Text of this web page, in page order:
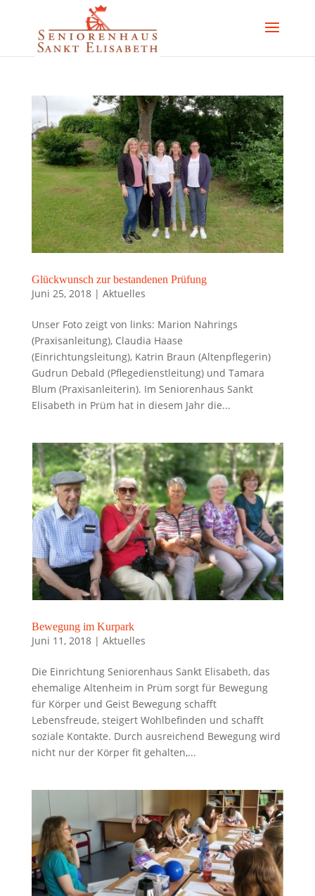
Glückwunsch zur bestandenen Prüfung
Juni 25, 2018| Aktuelles
Unser Foto zeigt von links: Marion Nahrings
(Praxisanleitung), Claudia Haase
(Einrichtungsleitung), Katrin Braun (Altenpflegerin)
Gudrun Debald (Pflegedienstleitung) und Tamara
Blum (Praxisanleiterin). Im Seniorenhaus Sankt
Elisabeth in Prüm hat in diesem Jahr die...
Bewegung im Kurpark
Juni 11, 2018| Aktuelles
Die Einrichtung Seniorenhaus Sankt Elisabeth, das
ehemalige Altenheim in Prüm sorgt für Bewegung
für Körper und Geist Bewegung schafft
Lebensfreude, steigert Wohlbefinden und schafft
soziale Kontakte. Durch ausreichend Bewegung wird
nicht nur der Körper fit gehalten,...